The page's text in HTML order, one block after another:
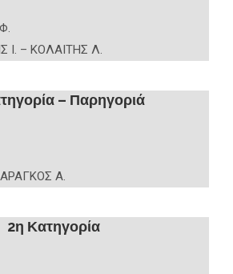
Ι. – ΚΟΛΑΙΤΗΣ Λ.
– Παρηγοριά
Α.
2η Κατηγορία